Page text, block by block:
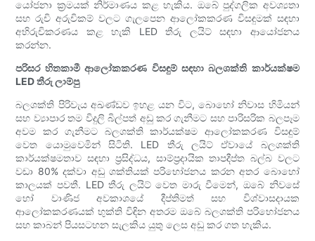
යෝජනා ක්‍රමයක් නිර්මාණය කළ හැකිය. ඔබේ පුද්ගලික අවශ්‍යතා
සහ රුචි අරුචිකම් වලට ගැලපෙන ආලෝකකරණ විසඳුමක් සඳහා
අභිරුචිකරණය කළ හැකි LED තීරු ලයිට් සඳහා ආයෝජනය
කරන්න.
පරිසර හිතකාමී ආලෝකකරණ විසඳුම් සඳහා බලශක්ති කාර්යක්ෂම
LED තීරු ලාම්පු
බලශක්ති පිරිවැය අඛණ්ඩව ඉහළ යන විට, බොහෝ නිවාස හිමියන්
සහ ව්‍යාපාර තම විදුලි බිල්පත් අඩු කර ගැනීමට සහ පාරිසරික බලපෑම
අවම කර ගැනීමට බලශක්ති කාර්යක්ෂම ආලෝකකරණ විසඳුම්
වෙත යොමුවෙමින් සිටිති. LED තීරු ලයිට් ඒවායේ බලශක්ති
කාර්යක්ෂමතාව සඳහා ප්‍රසිද්ධය, සාම්ප්‍රදායික තාපදීප්ත බල්බ වලට
වඩා 80% දක්වා අඩු ශක්තියක් පරිභෝජනය කරන අතර බොහෝ
කාලයක් පවතී. LED තීරු ලයිට් වෙත මාරු වීමෙන්, ඔබේ නිවසේ
හෝ වාණිජ අවකාශයේ දීප්තිමත් සහ විශ්වාසදායක
ආලෝකකරණයක් භුක්ති විඳින අතරම ඔබේ බලශක්ති පරිභෝජනය
සහ කාබන් පියසටහන සැලකිය යුතු ලෙස අඩු කර ගත හැකිය.